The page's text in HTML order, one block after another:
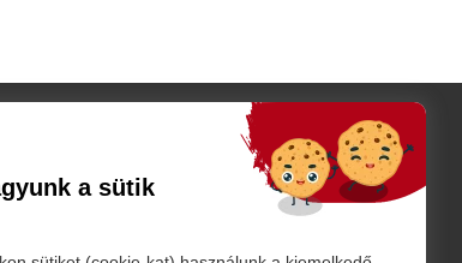
Szatmár megye
Szatmárnémeti
Nagykároly
Belföld
a sütik